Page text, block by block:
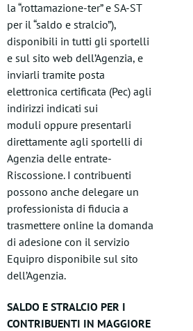
la “rottamazione-ter” e SA-ST
per il “saldo e stralcio”),
disponibili in tutti gli sportelli
e sul sito web dell’Agenzia, e
inviarli tramite posta
elettronica certificata (Pec) agli
indirizzi indicati sui
moduli oppure presentarli
direttamente agli sportelli di
Agenzia delle entrate-
Riscossione. I contribuenti
possono anche delegare un
professionista di fiducia a
trasmettere online la domanda
di adesione con il servizio
Equipro disponibile sul sito
dell’Agenzia.
SALDO E STRALCIO PER I
CONTRIBUENTI IN MAGGIORE